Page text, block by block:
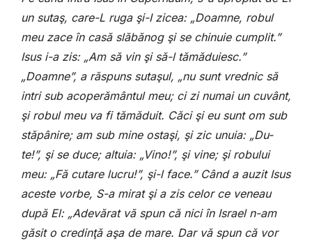
un sutaş, care-L ruga şi-I zicea: „Doamne, robul
meu zace în casă slăbănog şi se chinuie cumplit.”
Isus i-a zis: „Am să vin şi să-l tămăduiesc.”
„Doamne”, a răspuns sutaşul, „nu sunt vrednic să
intri sub acoperământul meu; ci zi numai un cuvânt,
şi robul meu va fi tămăduit. Căci şi eu sunt om sub
stăpânire; am sub mine ostaşi, şi zic unuia: „Du-
te!”, şi se duce; altuia: „Vino!”, şi vine; şi robului
meu: „Fă cutare lucru!”, şi-l face.” Când a auzit Isus
aceste vorbe, S-a mirat şi a zis celor ce veneau
după El: „Adevărat vă spun că nici în Israel n-am
găsit o credinţă aşa de mare. Dar vă spun că vor